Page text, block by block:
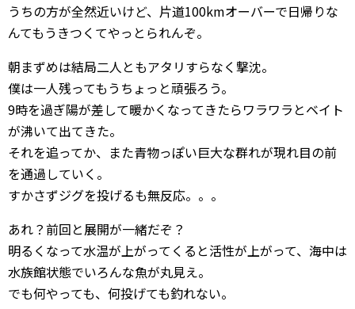
うちの方が全然近いけど、片道100kmオーバーで日帰りな
んてもうきつくてやっとられんぞ。
朝まずめは結局二人ともアタリすらなく撃沈。
僕は一人残ってもうちょっと頑張ろう。
9時を過ぎ陽が差して暖かくなってきたらワラワラとベイト
が沸いて出てきた。
それを追ってか、また青物っぽい巨大な群れが現れ目の前
を通過していく。
すかさずジグを投げるも無反応。。。
あれ？前回と展開が一緒だぞ？
明るくなって水温が上がってくると活性が上がって、海中は
水族館状態でいろんな魚が丸見え。
でも何やっても、何投げても釣れない。